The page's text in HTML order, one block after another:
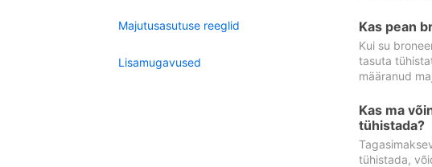
Majutusasutuse reeglid
Lisamugavused
Kas pean
Kui su
tasuta
määranud
Kas ma
tühistada?
tühistada,